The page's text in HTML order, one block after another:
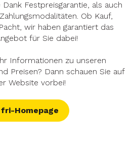
Festpreisgarantie, als auch
Ob Kauf,
wir haben garantiert das
für Sie dabei!
Informationen zu unseren
Preisen? Dann schauen Sie auf
Website vorbei!
Homepage